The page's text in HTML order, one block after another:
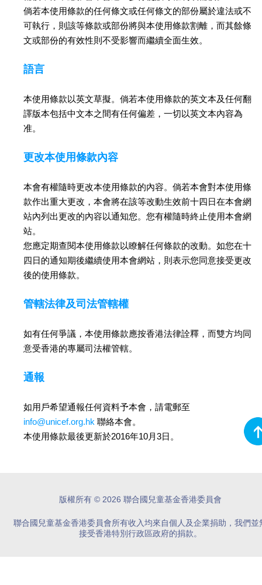
倘若本使用條款的任何條文或任何條文的部份屬於違法或不
可執行，則該等條款或部份將與本使用條款割離，而其餘條
文或部份的有效性則不受影響而繼續全面生效。
語言
本使用條款以英文草擬。倘若本使用條款的英文本及任何翻
譯版本包括中文本之間有任何偏差，一切以英文本內容為
准。
更改本使用條款內容
本會有權隨時更改本使用條款的內容。倘若本會對本使用條
款作出重大更改，本會將在該等改動生效前十四日在本會網
站內列出更改的內容以通知您。您有權隨時終止使用本會網
站。
您應定期查閱本使用條款以瞭解任何條款的改動。如您在十
四日的通知期後繼續使用本會網站，則表示您同意接受更改
後的使用條款。
管轄法律及司法管轄權
如有任何爭議，本使用條款應按香港法律詮釋，而雙方均同
意受香港的專屬司法權管轄。
通報
如用戶希望通報任何資料予本會，請電郵至
info@unicef.org.hk 聯絡本會。
本使用條款最後更新於2016年10月3日。
版權所有 © 2026 聯合國兒童基金香港委員會
聯合國兒童基金香港委員會所有收入均來自個人及企業捐助，我們並
接受香港特別行政區政府的捐款。